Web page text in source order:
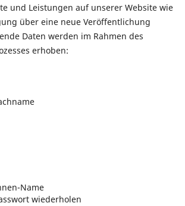
und Leistungen auf unserer Website wie
über eine neue Veröffentlichung
Daten werden im Rahmen des
erhoben:
Name
wiederholen